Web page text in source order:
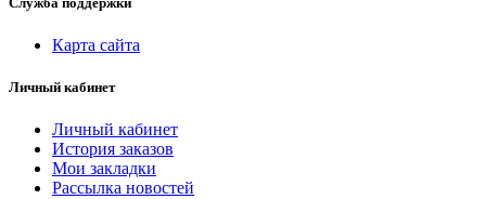
Карта сайта
Личный кабинет
Личный кабинет
История заказов
Мои закладки
Рассылка новостей